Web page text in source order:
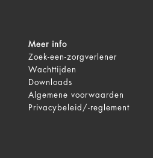
Meer info
Zoek-een-zorgverlener
Wachttijden
Downloads
Algemene voorwaarden
Privacybeleid/-reglement